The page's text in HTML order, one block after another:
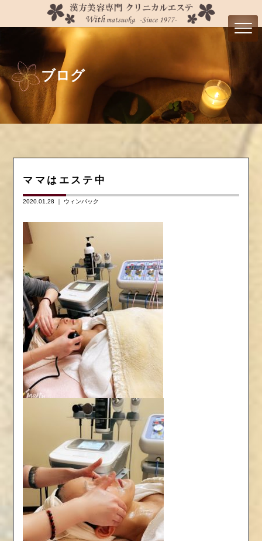
ブログ
ママはエステ中
2020.01.28 ｜ ウィンバック